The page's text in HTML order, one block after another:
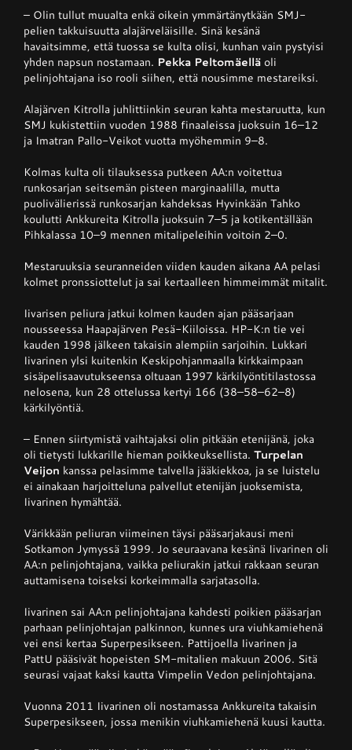
– Olin tullut muualta enkä oikein ymmärtänytkään SMJ-
pelien takkuisuutta alajärveläisille. Sinä kesänä
havaitsimme, että tuossa se kulta olisi, kunhan vain pystyisi
yhden napsun nostamaan. Pekka Peltomäelläoli
pelinjohtajana iso rooli siihen, että nousimme mestareiksi.
Alajärven Kitrolla juhlittiinkin seuran kahta mestaruutta, kun
SMJ kukistettiin vuoden 1988 finaaleissa juoksuin 16–12
ja Imatran Pallo-Veikot vuotta myöhemmin 9–8.
Kolmas kulta oli tilauksessa putkeen AA:n voitettua
runkosarjan seitsemän pisteen marginaalilla, mutta
puolivälierissä runkosarjan kahdeksas Hyvinkään Tahko
koulutti Ankkureita Kitrolla juoksuin 7–5 ja kotikentällään
Pihkalassa 10–9 mennen mitalipeleihin voitoin 2–0.
Mestaruuksia seuranneiden viiden kauden aikana AA pelasi
kolmet pronssiottelut ja sai kertaalleen himmeimmät mitalit.
Iivarisen peliura jatkui kolmen kauden ajan pääsarjaan
nousseessa Haapajärven Pesä-Kiiloissa. HP-K:n tie vei
kauden 1998 jälkeen takaisin alempiin sarjoihin. Lukkari
Iivarinen ylsi kuitenkin Keskipohjanmaalla kirkkaimpaan
sisäpelisaavutukseensa oltuaan 1997 kärkilyöntitilastossa
nelosena, kun 28 ottelussa kertyi 166 (38–58–62–8)
kärkilyöntiä.
– Ennen siirtymistä vaihtajaksi olin pitkään etenijänä, joka
oli tietysti lukkarille hieman poikkeuksellista. Turpelan
Veijon kanssa pelasimme talvella jääkiekkoa, ja se luistelu
ei ainakaan harjoitteluna palvellut etenijän juoksemista,
Iivarinen hymähtää.
Värikkään peliuran viimeinen täysi pääsarjakausi meni
Sotkamon Jymyssä 1999. Jo seuraavana kesänä Iivarinen oli
AA:n pelinjohtajana, vaikka peliurakin jatkui rakkaan seuran
auttamisena toiseksi korkeimmalla sarjatasolla.
Iivarinen sai AA:n pelinjohtajana kahdesti poikien pääsarjan
parhaan pelinjohtajan palkinnon, kunnes ura viuhkamiehenä
vei ensi kertaa Superpesikseen. Pattijoella Iivarinen ja
PattU pääsivät hopeisten SM-mitalien makuun 2006. Sitä
seurasi vajaat kaksi kautta Vimpelin Vedon pelinjohtajana.
Vuonna 2011 Iivarinen oli nostamassa Ankkureita takaisin
Superpesikseen, jossa menikin viuhkamiehenä kuusi kautta.